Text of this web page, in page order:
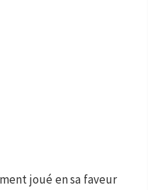
joué en sa faveur